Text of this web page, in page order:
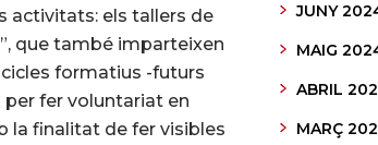
activitats: els tallers de
que també imparteixen
formatius -futurs
per fer voluntariat en
la finalitat de fer visibles
JUNY
MAIG
ABRIL
MARÇ